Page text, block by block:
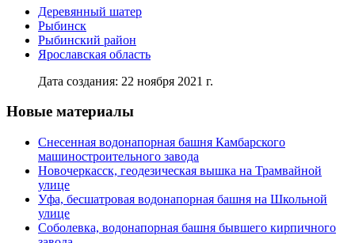
Деревянный шатер
Рыбинск
Рыбинский район
Ярославская область
Дата создания: 22 ноября 2021 г.
Новые материалы
Снесенная водонапорная башня Камбарского
машиностроительного завода
Новочеркасск, геодезическая вышка на Трамвайной
улице
Уфа, бесшатровая водонапорная башня на Школьной
улице
Соболевка, водонапорная башня бывшего кирпичного